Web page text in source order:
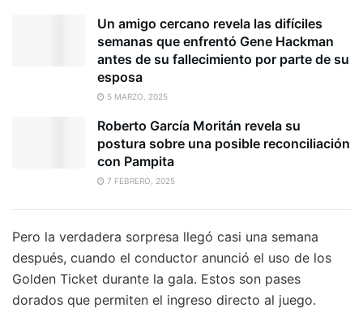
Un amigo cercano revela las difíciles
semanas que enfrentó Gene Hackman
antes de su fallecimiento por parte de su
esposa
5 MARZO, 2025
Roberto García Moritán revela su
postura sobre una posible reconciliación
con Pampita
7 FEBRERO, 2025
Pero la verdadera sorpresa llegó casi una semana
después, cuando el conductor anunció el uso de los
Golden Ticket durante la gala. Estos son pases
dorados que permiten el ingreso directo al juego.